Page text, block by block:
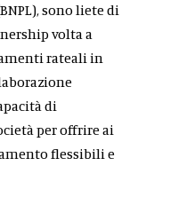
sono liete di
volta a
rateali in
di
per offrire ai
flessibili e